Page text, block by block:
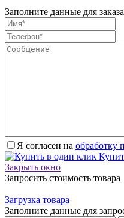
Заполните данные для заказа
Я согласен на обработку
Закрыть окно
Запросить стоимость товара
Загрузка товара
Заполните данные для